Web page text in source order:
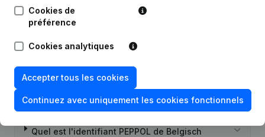
Questions fréquemment posées
Quel est le numéro d'entreprise de Belgisch
Instituut Geweldloos Verzet?
Quel est l'identifiant PEPPOL de Belgisch
Cookies de
préférence
Cookies analytiques
Accepter tous les cookies
Continuez avec uniquement les cookies fonctionnels